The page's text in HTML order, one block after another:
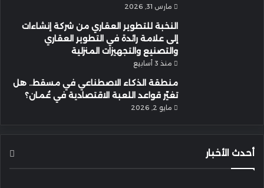
مارس 31, 2026
النخبة للتطوير العقاري من شركة إنشاءات
إلى علامة رائدة في التطوير العقاري
والتصنيع والتجهيزات المنزلية
منذ 3 أسابيع
منطقة الذكاء الاصطناعي في مسقط.. هل
تغيّر قواعد اللعبة الاقتصادية في عُمان؟
مايو 2, 2026
أحدث الأخبار